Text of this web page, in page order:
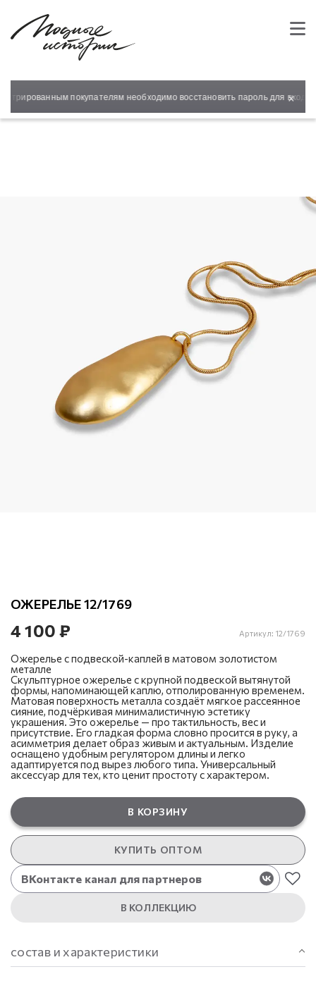
покупателям необходимо восстановить пароль для входа
×
ОЖЕРЕЛЬЕ 12/1769
4 100 ₽ Артикул: 12/1769
Ожерелье с подвеской-каплей в матовом золотистом
металле
Скульптурное ожерелье с крупной подвеской вытянутой
формы, напоминающей каплю, отполированную временем.
Матовая поверхность металла создаёт мягкое рассеянное
сияние, подчёркивая минималистичную эстетику
украшения. Это ожерелье — про тактильность, вес и
присутствие. Его гладкая форма словно просится в руку, а
асимметрия делает образ живым и актуальным. Изделие
оснащено удобным регулятором длины и легко
адаптируется под вырез любого типа. Универсальный
аксессуар для тех, кто ценит простоту с характером.
В КОРЗИНУ
КУПИТЬ ОПТОМ
ВКонтакте канал для партнеров
В КОЛЛЕКЦИЮ
состав и характеристики